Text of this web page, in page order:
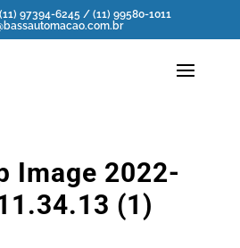
(11) 97394-6245/(11) 99580-1011
Image 2022-
(1)